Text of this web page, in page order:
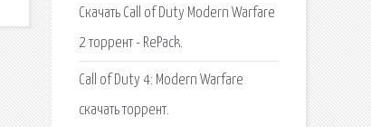
Скачать Call of Duty Modern Warfare
2 торрент - RePack.
Call of Duty 4: Modern Warfare
скачать торрент.